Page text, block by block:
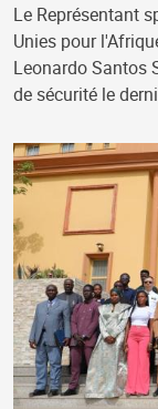
Le Représentant
Unies pour
Leonardo Santos
de sécurité le